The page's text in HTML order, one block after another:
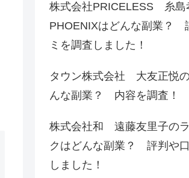
株式会社PRICELESS 糸島
PHOENIXはどんな副業？
ミを調査しました！
タウン株式会社 大友正悦
んな副業？ 内容を調査！
株式会社和 遠藤友里子の
クはどんな副業？ 評判や
しました！